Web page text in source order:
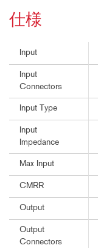
仕様
Input
Input
Connectors
Input Type
Input
Impedance
Max Input
CMRR
Output
Output
Connectors